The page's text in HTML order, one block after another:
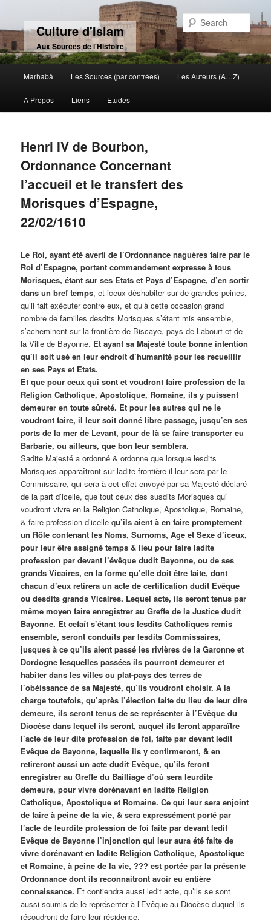
Culture d'Islam
Aux Sources de l'Histoire
Skip to primary content
Skip to secondary content
Marhabâ Les Sources (par contrées) Les Auteurs (A…Z)
A Propos Liens Etudes
Henri IV de Bourbon,
Ordonnance Concernant
l’accueil et le transfert des
Morisques d’Espagne,
22/02/1610
Le Roi, ayant été averti de l’Ordonnance naguères faire par le
Roi d’Espagne, portant commandement expresse à tous
Morisques, étant sur ses Etats et Pays d’Espagne, d’en sortir
dans un bref temps, et iceux déshabiter sur de grandes peines,
qu’il fait exécuter contre eux, et qu’à cette occasion grand
nombre de familles desdits Morisques s’étant mis ensemble,
s’acheminent sur la frontière de Biscaye, pays de Labourt et de
la Ville de Bayonne. Et ayant sa Majesté toute bonne intention
qu’il soit usé en leur endroit d’humanité pour les recueillir
en ses Pays et Etats.
Et que pour ceux qui sont et voudront faire profession de la
Religion Catholique, Apostolique, Romaine, ils y puissent
demeurer en toute sûreté. Et pour les autres qui ne le
voudront faire, il leur soit donné libre passage, jusqu’en ses
ports de la mer de Levant, pour de là se faire transporter eu
Barbarie, ou ailleurs, que bon leur semblera.
Sadite Majesté a ordonné & ordonne que lorsque lesdits
Morisques apparaîtront sur ladite frontière il leur sera par le
Commissaire, qui sera à cet effet envoyé par sa Majesté déclaré
de la part d’icelle, que tout ceux des susdits Morisques qui
voudront vivre en la Religion Catholique, Apostolique, Romaine,
& faire profession d’icelle qu’ils aient à en faire promptement
un Rôle contenant les Noms, Surnoms, Age et Sexe d’iceux,
pour leur être assigné temps & lieu pour faire ladite
profession par devant l’évêque dudit Bayonne, ou de ses
grands Vicaires, en la forme qu’elle doit être faite, dont
chacun d’eux retirera un acte de certification dudit Evêque
ou desdits grands Vicaires. Lequel acte, ils seront tenus par
même moyen faire enregistrer au Greffe de la Justice dudit
Bayonne. Et cefaít s’étant tous lesdits Catholiques remis
ensemble, seront conduits par lesdits Commissaires,
jusques à ce qu’ils aient passé les rivières de la Garonne et
Dordogne lesquelles passées ils pourront demeurer et
habiter dans les villes ou plat-pays des terres de
l’obéissance de sa Majesté, qu’ils voudront choisir. A la
charge toutefois, qu’après l’élection faite du lieu de leur dire
demeure, ils seront tenus de se représenter à l’Evêque du
Diocèse dans lequel ils seront, auquel ils feront apparaître
l’acte de leur dite profession de foi, faite par devant ledit
Evêque de Bayonne, laquelle ils y confirmeront, & en
retireront aussi un acte dudit Evêque, qu’ils feront
enregistrer au Greffe du Bailliage d’où sera leurdite
demeure, pour vivre dorénavant en ladite Religion
Catholique, Apostolique et Romaine. Ce qui leur sera enjoint
de faire à peine de la vie, & sera expressément porté par
l’acte de leurdite profession de foi faite par devant ledit
Evêque de Bayonne l’injonction qui leur aura été faite de
vivre dorénavant en ladite Religion Catholique, Apostolique
et Romaine, à peine de la vie, ??? est portée par la présente
Ordonnance dont ils reconnaitront avoir eu entière
connaissance. Et contiendra aussi ledit acte, qu’ils se sont
aussi soumis de le représenter à l’Evêque au Diocèse duquel ils
résoudront de faire leur résidence.